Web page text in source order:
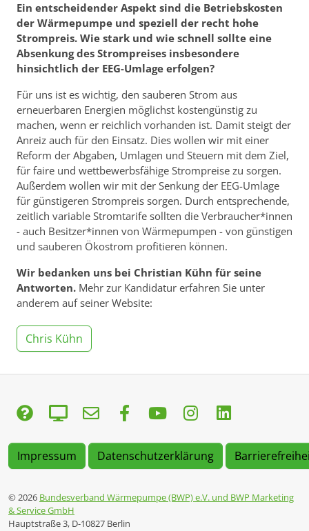
Ein entscheidender Aspekt sind die Betriebskosten
der Wärmepumpe und speziell der recht hohe
Strompreis. Wie stark und wie schnell sollte eine
Absenkung des Strompreises insbesondere
hinsichtlich der EEG-Umlage erfolgen?
Für uns ist es wichtig, den sauberen Strom aus
erneuerbaren Energien möglichst kostengünstig zu
machen, wenn er reichlich vorhanden ist. Damit steigt der
Anreiz auch für den Einsatz. Dies wollen wir mit einer
Reform der Abgaben, Umlagen und Steuern mit dem Ziel,
für faire und wettbewerbsfähige Strompreise zu sorgen.
Außerdem wollen wir mit der Senkung der EEG-Umlage
für günstigeren Strompreis sorgen. Durch entsprechende,
zeitlich variable Stromtarife sollten die Verbraucher*innen
- auch Besitzer*innen von Wärmepumpen - von günstigen
und sauberen Ökostrom profitieren können.
Wir bedanken uns bei Christian Kühn für seine
Antworten. Mehr zur Kandidatur erfahren Sie unter
anderem auf seiner Website:
Chris Kühn
Impressum Datenschutzerklärung
© 2026 Bundesverband Wärmepumpe (BWP) e.V. und BWP Marketing
& Service GmbH
Hauptstraße 3, D-10827 Berlin